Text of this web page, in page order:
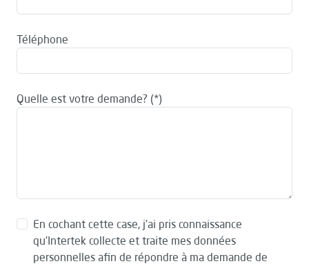
Téléphone
Quelle est votre demande?
En cochant cette case, j’ai pris connaissance
qu’Intertek collecte et traite mes données
personnelles afin de répondre à ma demande de